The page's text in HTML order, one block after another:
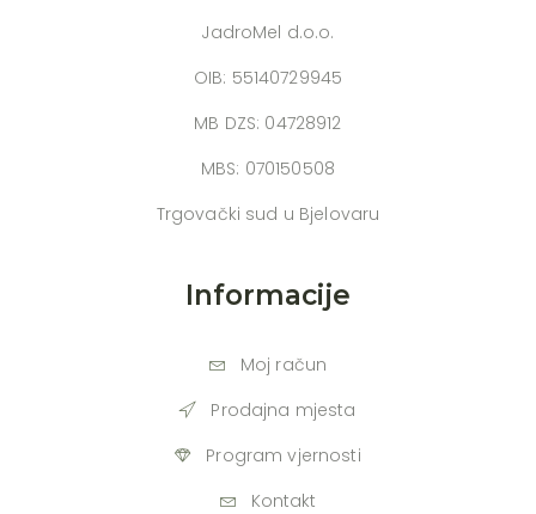
JadroMel d.o.o.
OIB: 55140729945
MB DZS: 04728912
MBS: 070150508
Trgovački sud u Bjelovaru
Informacije
Moj račun
Prodajna mjesta
Program vjernosti
Kontakt